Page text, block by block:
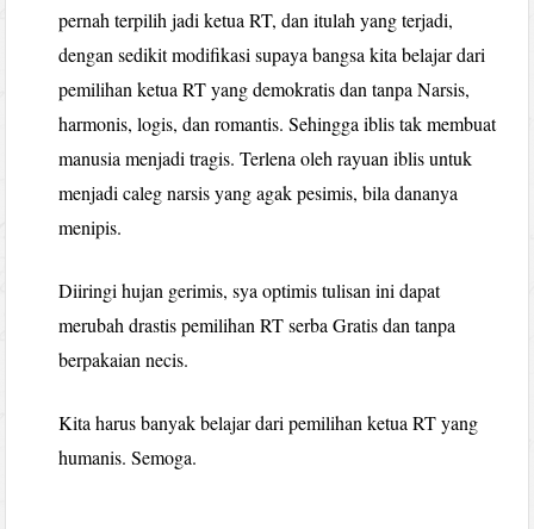
pernah terpilih jadi ketua RT, dan itulah yang terjadi,
dengan sedikit modifikasi supaya bangsa kita belajar dari
pemilihan ketua RT yang demokratis dan tanpa Narsis,
harmonis, logis, dan romantis. Sehingga iblis tak membuat
manusia menjadi tragis. Terlena oleh rayuan iblis untuk
menjadi caleg narsis yang agak pesimis, bila dananya
menipis.
Diiringi hujan gerimis, sya optimis tulisan ini dapat
merubah drastis pemilihan RT serba Gratis dan tanpa
berpakaian necis.
Kita harus banyak belajar dari pemilihan ketua RT yang
humanis. Semoga.